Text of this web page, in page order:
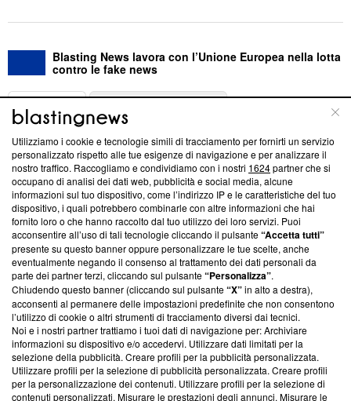
Blasting News lavora con l’Unione Europea nella lotta
contro le fake news
ABOUT
Questa sezione offre informazioni trasparenti su Blasting
News, sui nostri processi editoriali e su come ci impegniamo a
creare news di qualità. Inoltre, afferma la nostra aderenza a
‘Trust Project - News with Integrity’Blasting News non è
ancora membro del programma, ma ha richiesto di farne
parte; Trust Project non ha ancora effettuato una verifica di
conformità agli standard.
Su di noi
Team editoriale
Corporate
Redazione
Informativa Privacy
Utilizziamo i cookie e tecnologie simili di tracciamento per fornirti un servizio
personalizzato rispetto alle tue esigenze di navigazione e per analizzare il
nostro traffico. Raccogliamo e condividiamo con i nostri 1624partner che si
occupano di analisi dei dati web, pubblicità e social media, alcune
informazioni sul tuo dispositivo, come l’indirizzo IP e le caratteristiche del tuo
dispositivo, i quali potrebbero combinarle con altre informazioni che hai
fornito loro o che hanno raccolto dal tuo utilizzo dei loro servizi. Puoi
acconsentire all’uso di tali tecnologie cliccando il pulsante“Accetta tutti”
presente su questo banner oppure personalizzare le tue scelte, anche
eventualmente negando il consenso al trattamento dei dati personali da
parte dei partner terzi, cliccando sul pulsante“Personalizza”.
Chiudendo questo banner (cliccando sul pulsante“X”in alto a destra),
acconsenti al permanere delle impostazioni predefinite che non consentono
l’utilizzo di cookie o altri strumenti di tracciamento diversi dai tecnici.
Noi e i nostri partner trattiamo i tuoi dati di navigazione per: Archiviare
informazioni su dispositivo e/o accedervi. Utilizzare dati limitati per la
selezione della pubblicità. Creare profili per la pubblicità personalizzata.
Utilizzare profili per la selezione di pubblicità personalizzata. Creare profili
per la personalizzazione dei contenuti. Utilizzare profili per la selezione di
contenuti personalizzati. Misurare le prestazioni degli annunci. Misurare le